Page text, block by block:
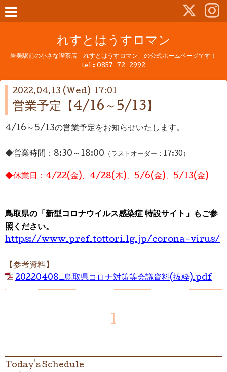
れすとはうすロマン
岩美駅前の小さな喫茶店「れすとはうすロマン」の公式ホームページです！
tel : 0857-72-2992
2022.04.13 (Wed) 17:01
営業予定【4/16～5/13】
4/16～5/13の営業予定をお知らせいたします。
◆営業時間： 8:30～18:00 （ラストオーダー：17:30）
◆休業日：4/22(金)、4/28(木)、5/6(金)、5/13(金)
鳥取県の「新型コロナウイルス感染症 特設サイト」もご参
照ください。
https://www.pref.tottori.lg.jp/corona-virus/
【参考資料】
20220408_鳥取県コロナ対策等会議資料(抜粋).pdf
1
Today's Schedule